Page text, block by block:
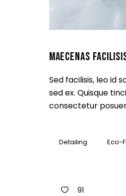
MAECENAS
Sed facilisis, leo id
sed ex. Quisque
consectetur
Detailing Eco-
91